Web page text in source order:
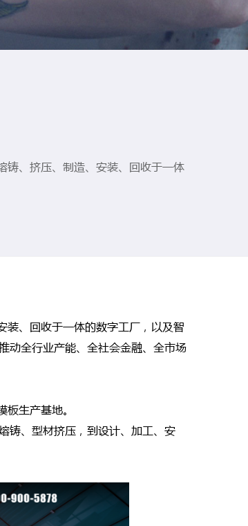
、挤压、制造、安装、回收于一体
、回收于一体的数字工厂，以及智
动全行业产能、全社会金融、全市场
生产基地。
铸、型材挤压，到设计、加工、安